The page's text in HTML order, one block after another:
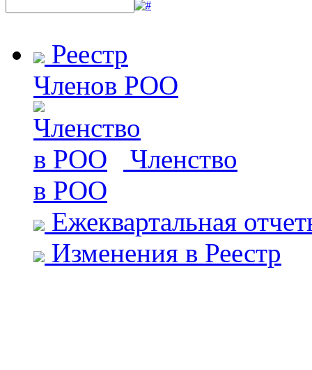
Реестр
Членов РОО
Членство
в РОО
Ежеквартальная
Изменения в Реестр